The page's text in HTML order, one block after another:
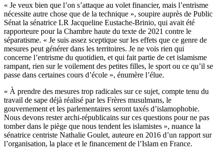
« Je veux bien que l’on s’attaque au volet financier, mais l’entrisme
nécessite autre chose que de la technique », soupire auprès de Public
Sénat la sénatrice LR Jacqueline Eustache-Brinio, qui avait été
rapporteure pour la Chambre haute du texte de 2021 contre le
séparatisme. « Je suis assez sceptique sur les effets que ce genre de
mesures peut générer dans les territoires. Je ne vois rien qui
concerne l’entrisme du quotidien, et qui fait partie de cet islamisme
rampant, rien sur le voilement des petites filles, le sport ou ce qu’il se
passe dans certaines cours d’école », énumère l’élue.
« À prendre des mesures trop radicales sur ce sujet, compte tenu du
travail de sape déjà réalisé par les Frères musulmans, le
gouvernement et les parlementaires seront taxés d’islamophobie.
Nous devons rester archi-républicains sur ces questions pour ne pas
tomber dans le piège que nous tendent les islamistes », nuance la
sénatrice centriste Nathalie Goulet, auteure en 2016 d’un rapport sur
l’organisation, la place et le financement de l’Islam en France.